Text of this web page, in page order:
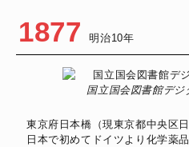
1877 明治10年
国立国会図書館デジ
東京府日本橋（現東京都中央区
日本で初めてドイツより化学薬